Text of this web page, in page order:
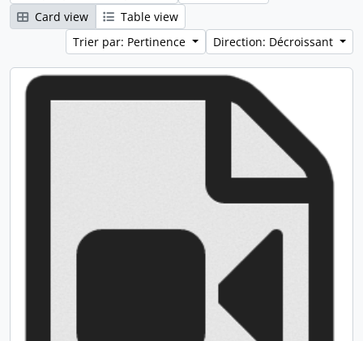
Card view
Table view
Trier par: Pertinence
Direction: Décroissant